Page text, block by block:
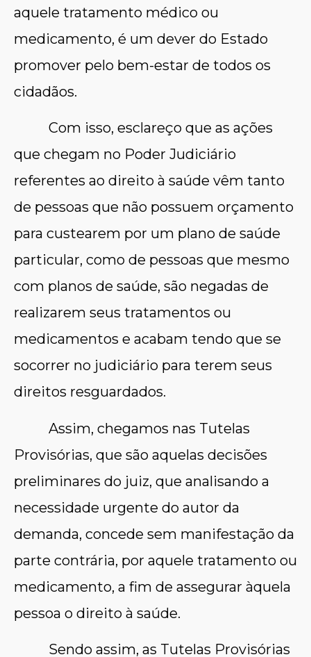
aquele tratamento médico ou
medicamento, é um dever do Estado
promover pelo bem-estar de todos os
cidadãos.
Com isso, esclareço que as ações
que chegam no Poder Judiciário
referentes ao direito à saúde vêm tanto
de pessoas que não possuem orçamento
para custearem por um plano de saúde
particular, como de pessoas que mesmo
com planos de saúde, são negadas de
realizarem seus tratamentos ou
medicamentos e acabam tendo que se
socorrer no judiciário para terem seus
direitos resguardados.
Assim, chegamos nas Tutelas
Provisórias, que são aquelas decisões
preliminares do juiz, que analisando a
necessidade urgente do autor da
demanda, concede sem manifestação da
parte contrária, por aquele tratamento ou
medicamento, a fim de assegurar àquela
pessoa o direito à saúde.
Sendo assim, as Tutelas Provisórias